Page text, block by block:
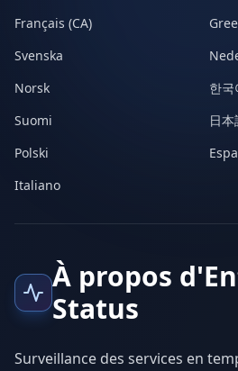
Français (CA)
Svenska
Norsk
한국
Suomi
日本
Polski
Italiano
À propos
Status
Surveillance des services en